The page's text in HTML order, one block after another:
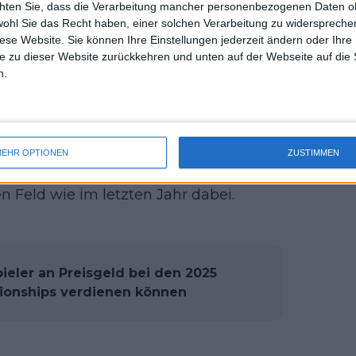
Sie, dass die Verarbeitung mancher personenbezogenen Daten
Sie das Recht haben, einer solchen Verarbeitung zu
Website. Sie können Ihre Einstellungen jederzeit ändern oder Ihre
zu dieser Website zurückkehren und unten auf der Webseite auf die
OPTIONEN ZUSTIMMEN
ebenfalls unter den ersten fünf,
Los von allen hat.Kei
von den Miami Open ebenfalls
Eubanks treffen.
Tiafoe und holte sich den Titel, aber
abgesehen von Shelton und
Topspieler in der
Feld wie im letzten Jahr dabei.
an Preisgeld bei den 2025
verdienen können
uss
mal
des